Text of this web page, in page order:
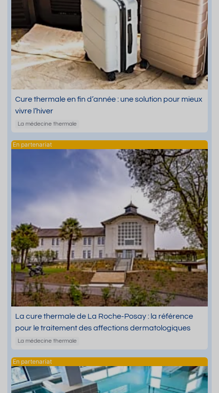
Cure thermale en fin d’année : une solution pour mieux
vivre l’hiver
La médecine thermale
La cure thermale de La Roche-Posay : la référence
pour le traitement des affections dermatologiques
La médecine thermale